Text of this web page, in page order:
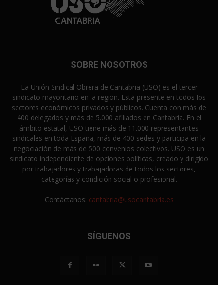
SOBRE NOSOTROS
La Unión Sindical Obrera de Cantabria (USO) es el tercer
sindicato mayoritario en la región. Está presente en todos los
sectores económicos privados y públicos. Cuenta con más de
400 delegados y más de 5.000 afiliados en Cantabria. En el
ámbito estatal, USO tiene más de 11.000 representantes
sindicales en toda España, más de 400 sedes y participa en la
negociación de más de 500 convenios colectivos. USO es un
sindicato independiente de opciones políticas, creado y dirigido
por trabajadores y trabajadoras de todos los sectores,
categorías y condición social o profesional.
Contáctanos: cantabria@usocantabria.es
SÍGUENOS